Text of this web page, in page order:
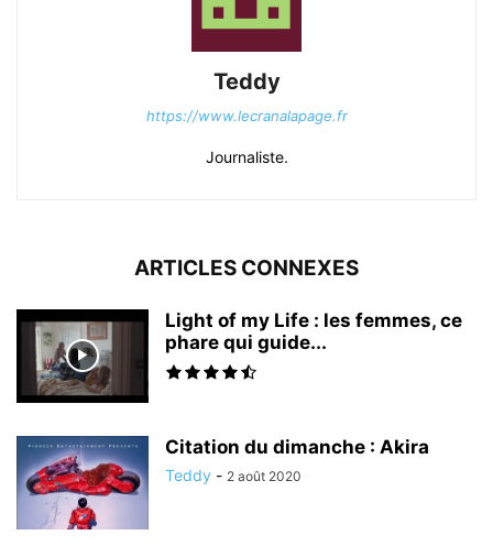
Teddy
https://www.lecranalapage.fr
Journaliste.
ARTICLES CONNEXES
Light of my Life : les femmes, ce
phare qui guide...
Citation du dimanche : Akira
Teddy - 2 août 2020